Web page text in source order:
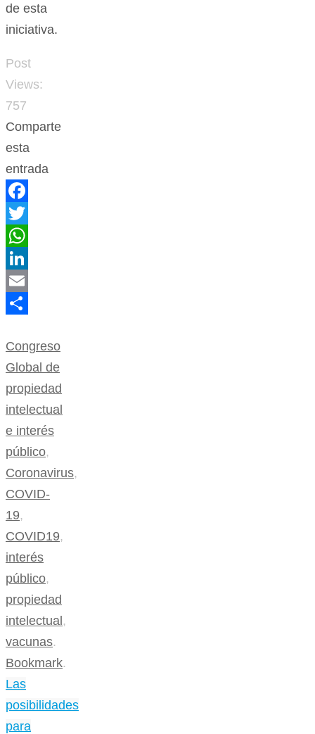
de esta
iniciativa.
Post
Views:
757
Comparte
esta
entrada
Facebook
Twitter
WhatsApp
LinkedIn
Email
Congreso
Global de
propiedad
intelectual
e interés
público,
Coronavirus,
COVID-
19,
COVID19,
interés
público,
propiedad
intelectual,
vacunas.
Bookmark.
Las
posibilidades
para